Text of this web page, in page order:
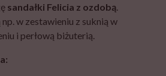
sandałki Felicia z ozdobą.
w zestawieniu z suknią w
i perłową biżuterią.